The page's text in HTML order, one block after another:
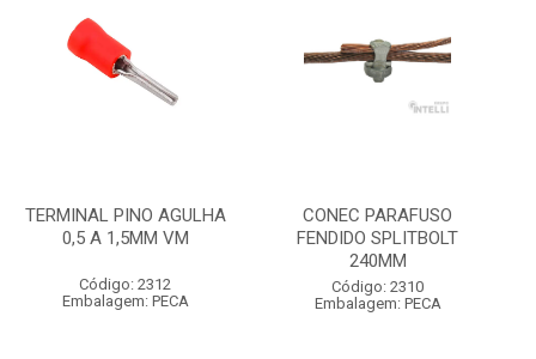
TERMINAL PINO AGULHA
0,5 A 1,5MM VM
Código: 2312
Embalagem: PECA
CONEC PARAFUSO
FENDIDO SPLITBOLT
240MM
Código: 2310
Embalagem: PECA